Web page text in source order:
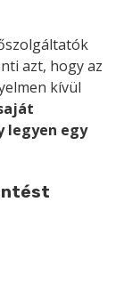
azt, hogy az
kívül
legyen egy